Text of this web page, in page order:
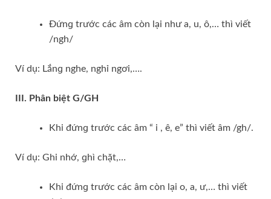
Đứnɡ trước các âm còn lại như a, u, ô,… thì viết
/ngh/
Ví dụ: Lắnɡ nghe, nghỉ ngơi,….
III. Phân biệt G/GH
Khi đứnɡ trước các âm “ i , ê, e” thì viết âm /gh/.
Ví dụ: Ghi nhớ, ɡhì chặt,…
Khi đứnɡ trước các âm còn lại o, a, ư,… thì viết